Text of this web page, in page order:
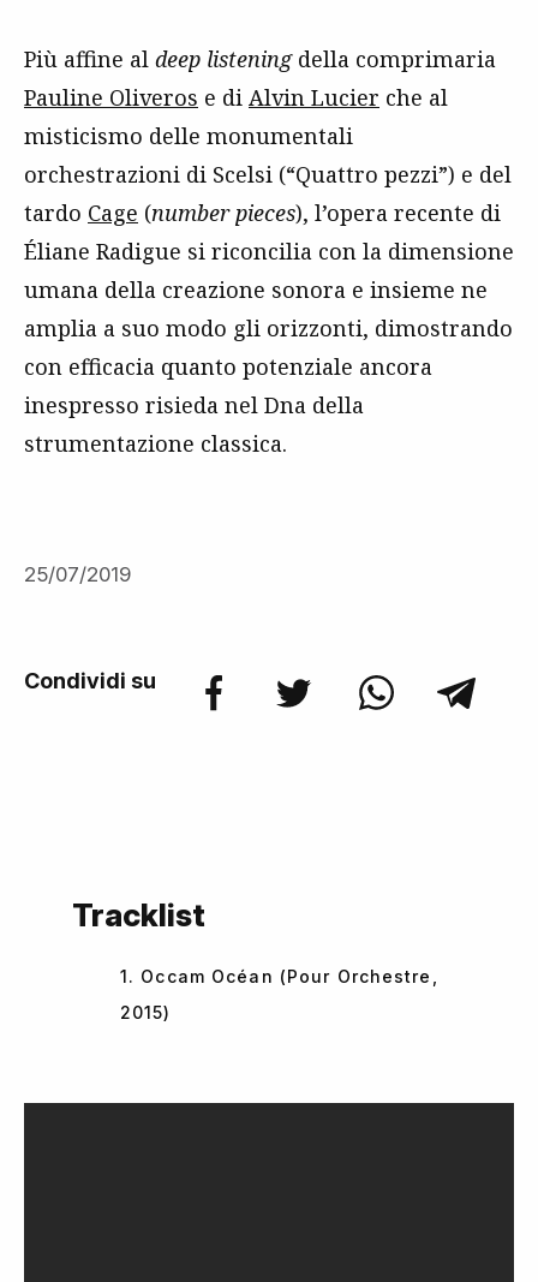
Più affine al deep listeningdella comprimaria
Pauline Oliveros e di Alvin Lucier che al
misticismo delle monumentali
orchestrazioni di Scelsi (“Quattro pezzi”) e del
tardo Cage (number pieces), l’opera recente di
Éliane Radigue si riconcilia con la dimensione
umana della creazione sonora e insieme ne
amplia a suo modo gli orizzonti, dimostrando
con efficacia quanto potenziale ancora
inespresso risieda nel Dna della
strumentazione classica.
25/07/2019
Condividi su
Tracklist
1. Occam Océan (Pour Orchestre,
2015)